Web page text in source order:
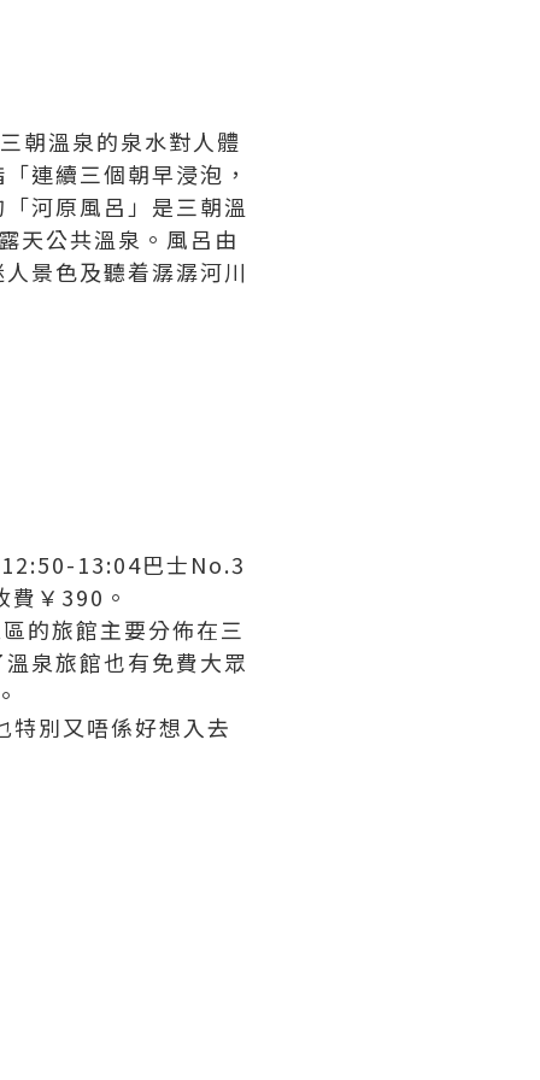
朝溫泉的泉水對人體
連續三個朝早浸泡，
河原風呂」是三朝溫
天公共溫泉。風呂由
景色及聽着潺潺河川
12:50-13:04巴士No.3
￥390。
的旅館主要分佈在三
泉旅館也有免費大眾
特別又唔係好想入去